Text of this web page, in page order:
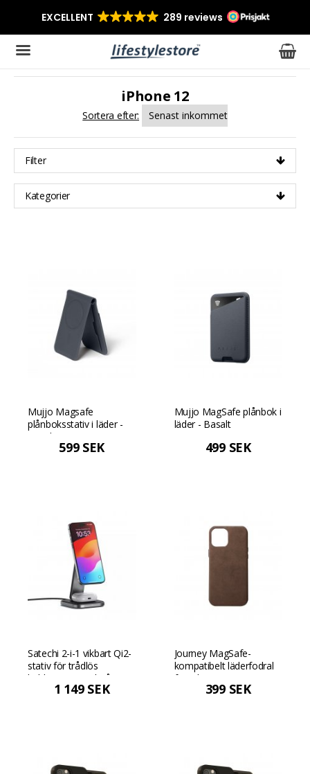
Produkten har blivit tillagd i varukorgen
iPhone 12
Sortera efter:
Filter
Kategorier
Mujjo Magsafe
plånboksstativ i läder -
Basalt
599 SEK
Mujjo MagSafe plånbok i
läder - Basalt
499 SEK
Satechi 2-i-1 vikbart Qi2-
stativ för trådlös
laddning - Rymdgrå
1 149 SEK
Journey MagSafe-
kompatibelt läderfodral
för iPhone 12/12 Pro -
Mörkbrun399 SEK